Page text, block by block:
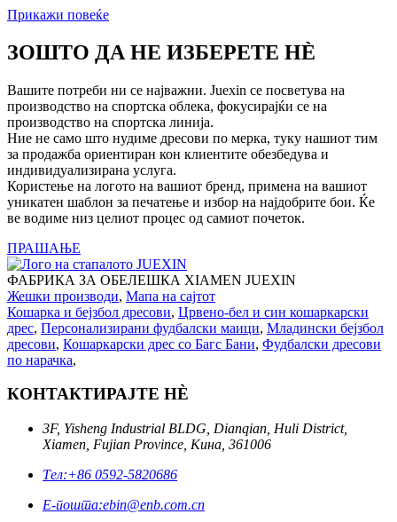
Прикажи повеќе
ЗОШТО ДА НЕ ИЗБЕРЕТЕ НÈ
Вашите потреби ни се најважни. Juexin се посветува на
производство на спортска облека, фокусирајќи се на
производство на спортска линија.
Ние не само што нудиме дресови по мерка, туку нашиот тим
за продажба ориентиран кон клиентите обезбедува и
индивидуализирана услуга.
Користење на логото на вашиот бренд, примена на вашиот
уникатен шаблон за печатење и избор на најдобрите бои. Ќе
ве водиме низ целиот процес од самиот почеток.
ПРАШАЊЕ
ФАБРИКА ЗА ОБЕЛЕШКА XIAMEN JUEXIN
Жешки производи, Мапа на сајтот
Кошарка и бејзбол дресови, Црвено-бел и син кошаркарски
дрес, Персонализирани фудбалски маици, Младински бејзбол
дресови, Кошаркарски дрес со Багс Бани, Фудбалски дресови
по нарачка,
КОНТАКТИРАЈТЕ НÈ
3F, Yisheng Industrial BLDG, Dianqian, Huli District,
Xiamen, Fujian Province, Кина, 361006
Тел:+86 0592-5820686
Е-пошта:ebin@enb.com.cn